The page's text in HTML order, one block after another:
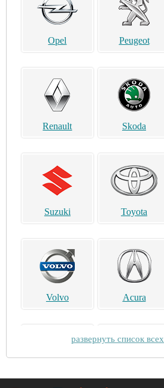
Opel Peugeot
Renault Skoda
Suzuki Toyota
Volvo Acura
развернуть список